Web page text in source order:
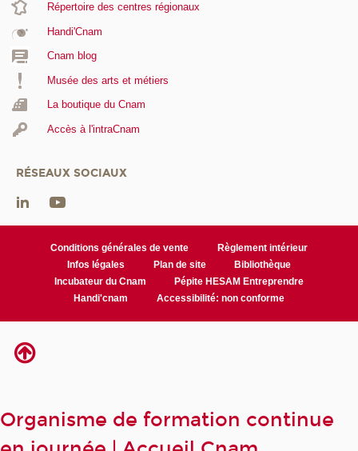
Répertoire des centres régionaux
Handi'Cnam
Cnam blog
Musée des arts et métiers
La boutique du Cnam
Accès à l'intraCnam
RÉSEAUX SOCIAUX
Conditions générales de vente
Règlement intérieur
Infos légales
Plan de site
Bibliothèque
Incubateur du Cnam
Pépite HESAM Entreprendre
Handi'cnam
Accessibilité: non conforme
Organisme de formation continue